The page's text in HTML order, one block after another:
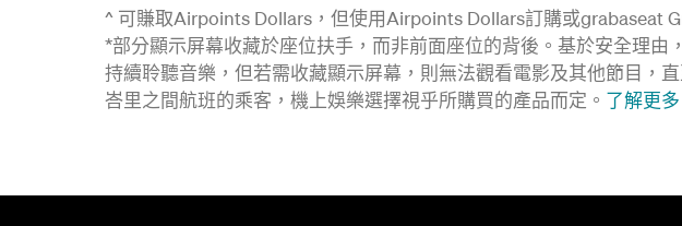
^ 可賺取Airpoints Dollars，但使用Airpoints Dollars訂購或grabaseat
*部分顯示屏幕收藏於座位扶手，而非前面座位的背後。基於安全理
持續聆聽音樂，但若需收藏顯示屏幕，則無法觀看電影及其他節目，
峇里之間航班的乘客，機上娛樂選擇視乎所購買的產品而定。 了解更多